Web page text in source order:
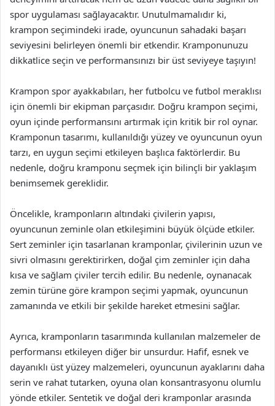
spor uygulaması sağlayacaktır. Unutulmamalıdır ki,
krampon seçimindeki irade, oyuncunun sahadaki başarı
seviyesini belirleyen önemli bir etkendir. Kramponunuzu
dikkatlice seçin ve performansınızı bir üst seviyeye taşıyın!
Krampon spor ayakkabıları, her futbolcu ve futbol meraklısı
için önemli bir ekipman parçasıdır. Doğru krampon seçimi,
oyun içinde performansını artırmak için kritik bir rol oynar.
Kramponun tasarımı, kullanıldığı yüzey ve oyuncunun oyun
tarzı, en uygun seçimi etkileyen başlıca faktörlerdir. Bu
nedenle, doğru kramponu seçmek için bilinçli bir yaklaşım
benimsemek gereklidir.
Öncelikle, kramponların altındaki çivilerin yapısı,
oyuncunun zeminle olan etkileşimini büyük ölçüde etkiler.
Sert zeminler için tasarlanan kramponlar, çivilerinin uzun ve
sivri olmasını gerektirirken, doğal çim zeminler için daha
kısa ve sağlam çiviler tercih edilir. Bu nedenle, oynanacak
zemin türüne göre krampon seçimi yapmak, oyuncunun
zamanında ve etkili bir şekilde hareket etmesini sağlar.
Ayrıca, kramponların tasarımında kullanılan malzemeler de
performansı etkileyen diğer bir unsurdur. Hafif, esnek ve
dayanıklı üst yüzey malzemeleri, oyuncunun ayaklarını daha
serin ve rahat tutarken, oyuna olan konsantrasyonu olumlu
yönde etkiler. Sentetik ve doğal deri kramponlar arasında